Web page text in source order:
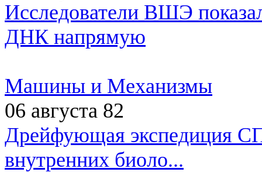
Исследователи ВШЭ
ДНК напрямую
Машины и Механизмы
06 августа 82
Дрейфующая экспедиция
внутренних биоло...